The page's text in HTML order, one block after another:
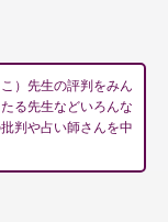
）先生の評判をみん
る先生などいろんな
判や占い師さんを中